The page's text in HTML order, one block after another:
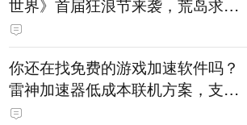
世界》首届狂浪节来袭，荒岛求生
直播即将开启
你还在找免费的游戏加速软件吗？
雷神加速器低成本联机方案，支持
免费试用